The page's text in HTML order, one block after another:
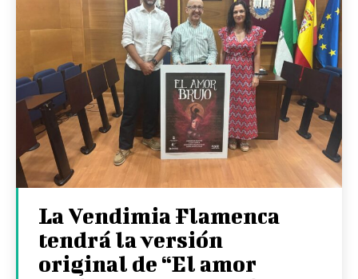
La Vendimia Flamenca
tendrá la versión
original de “El amor